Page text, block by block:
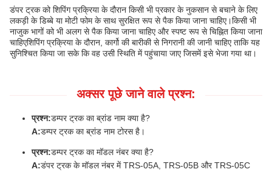
डंपर ट्रक को शिपिंग प्रक्रिया के दौरान किसी भी प्रकार के नुकसान से बचाने के लिए
लकड़ी के डिब्बे या मोटी फोम के साथ सुरक्षित रूप से पैक किया जाना चाहिए।किसी भी
नाजुक भागों को भी अलग से पैक किया जाना चाहिए और स्पष्ट रूप से चिह्नित किया जाना
चाहिएशिपिंग प्रक्रिया के दौरान, कार्गो की बारीकी से निगरानी की जानी चाहिए ताकि यह
सुनिश्चित किया जा सके कि वह उसी स्थिति में पहुंचाया जाए जिसमें इसे भेजा गया था।
अक्सर पूछे जाने वाले प्रश्न:
प्रश्न:डम्पर ट्रक का ब्रांड नाम क्या है?
A:डम्पर ट्रक का ब्रांड नाम टोरस है।
प्रश्न:डम्पर ट्रक का मॉडल नंबर क्या है?
A:डंपर ट्रक के मॉडल नंबर में TRS-05A, TRS-05B और TRS-05C